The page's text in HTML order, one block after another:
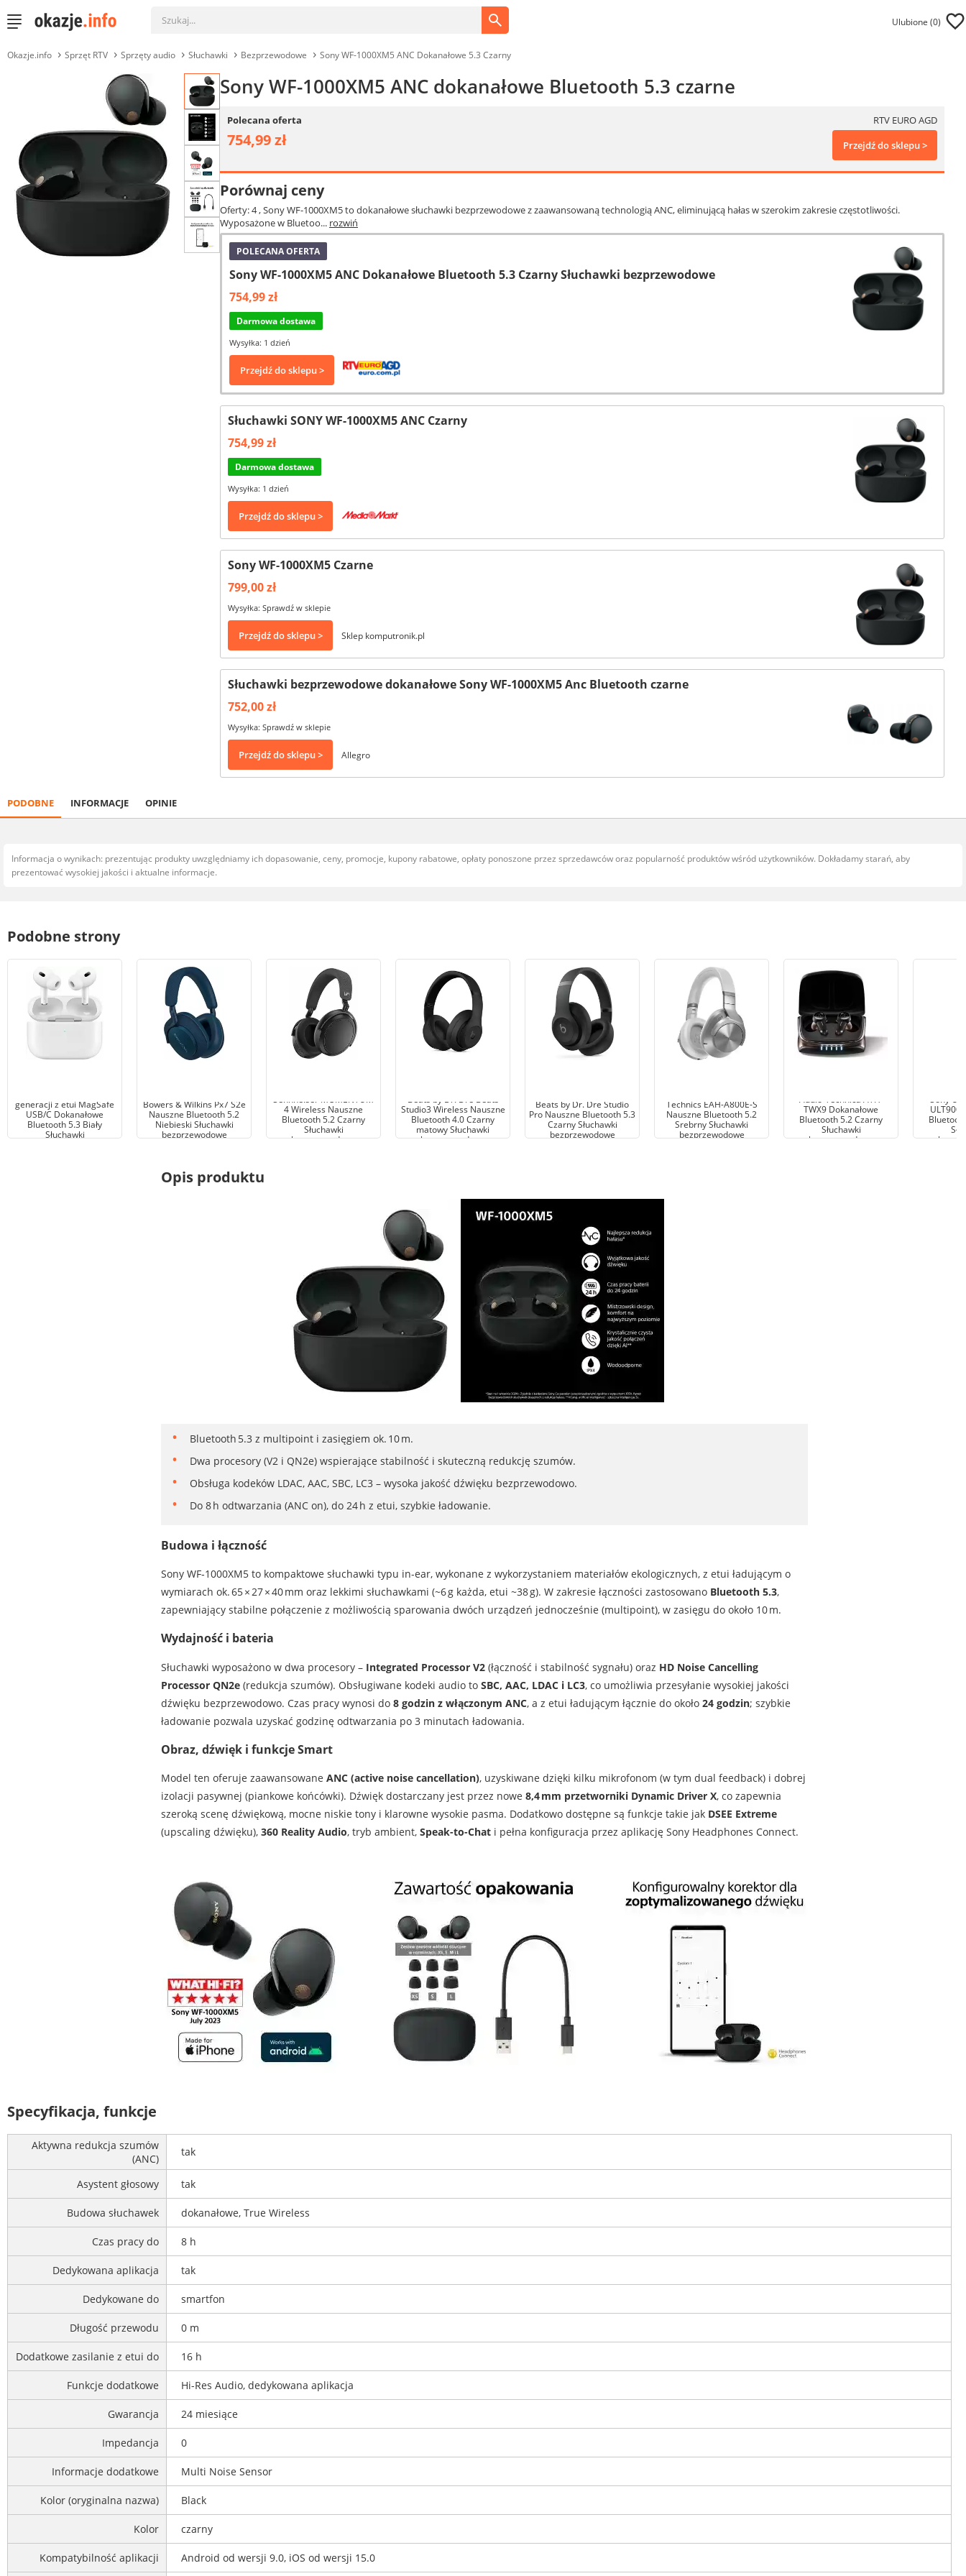
Ulubione (0)
Okazje.info Sprzęt RTV Sprzęty audio Słuchawki Bezprzewodowe Sony WF-1000XM5 ANC Dokanałowe 5.3 Czarny
Sony WF-1000XM5 ANC dokanałowe Bluetooth 5.3 czarne
Polecana oferta RTV EURO AGD
754,99 zł Przejdź do sklepu >
Porównaj ceny
Oferty: 4, Sony WF-1000XM5 to dokanałowe słuchawki bezprzewodowe z zaawansowaną technologią ANC, eliminującą hałas w szerokim zakresie częstotliwości.
Wyposażone w Bluetoo... rozwiń
POLECANA OFERTA
Sony WF-1000XM5 ANC Dokanałowe Bluetooth 5.3 Czarny Słuchawki bezprzewodowe
754,99 zł
Darmowa dostawa
Wysyłka: 1 dzień
Przejdź do sklepu >
Słuchawki SONY WF-1000XM5 ANC Czarny
754,99 zł
Darmowa dostawa
Wysyłka: 1 dzień
Przejdź do sklepu >
Sony WF-1000XM5 Czarne
799,00 zł
Wysyłka: Sprawdź w sklepie
Przejdź do sklepu > Sklep komputronik.pl
Słuchawki bezprzewodowe dokanałowe Sony WF-1000XM5 Anc Bluetooth czarne
752,00 zł
Wysyłka: Sprawdź w sklepie
Przejdź do sklepu > Allegro
PODOBNE INFORMACJE OPINIE
Informacja o wynikach: prezentując produkty uwzględniamy ich dopasowanie, ceny, promocje, kupony rabatowe, opłaty ponoszone przez sprzedawców oraz popularność produktów wśród użytkowników. Dokładamy starań, aby
prezentować wysokiej jakości i aktualne informacje.
Podobne strony
generacji z etui MagSafe
USB/C Dokanałowe
Bluetooth 5.3 Biały
Słuchawki
Bowers & Wilkins Px7 S2e
Nauszne Bluetooth 5.2
Niebieski Słuchawki
bezprzewodowe
Sennheiser MOMENTUM
4 Wireless Nauszne
Bluetooth 5.2 Czarny
Słuchawki
bezprzewodowe
Beats by Dr. Dre Beats
Studio3 Wireless Nauszne
Bluetooth 4.0 Czarny
matowy Słuchawki
bezprzewodowe
Beats by Dr. Dre Studio
Pro Nauszne Bluetooth 5.3
Czarny Słuchawki
bezprzewodowe
Technics EAH-A800E-S
Nauszne Bluetooth 5.2
Srebrny Słuchawki
bezprzewodowe
Audio-Technica ATH-
TWX9 Dokanałowe
Bluetooth 5.2 Czarny
Słuchawki
bezprzewodowe
Sony
Opis produktu
Bluetooth 5.3 z multipoint i zasięgiem ok. 10 m.
Dwa procesory (V2 i QN2e) wspierające stabilność i skuteczną redukcję szumów.
Obsługa kodeków LDAC, AAC, SBC, LC3 – wysoka jakość dźwięku bezprzewodowo.
Do 8 h odtwarzania (ANC on), do 24 h z etui, szybkie ładowanie.
Budowa i łączność
Sony WF‑1000XM5 to kompaktowe słuchawki typu in-ear, wykonane z wykorzystaniem materiałów ekologicznych, z etui ładującym o
wymiarach ok. 65 × 27 × 40 mm oraz lekkimi słuchawkami (~6 g każda, etui ~38 g). W zakresie łączności zastosowano Bluetooth 5.3,
zapewniający stabilne połączenie z możliwością sparowania dwóch urządzeń jednocześnie (multipoint), w zasięgu do około 10 m.
Wydajność i bateria
Słuchawki wyposażono w dwa procesory – Integrated Processor V2(łączność i stabilność sygnału) oraz HD Noise Cancelling
Processor QN2e(redukcja szumów). Obsługiwane kodeki audio to SBC, AAC, LDAC i LC3, co umożliwia przesyłanie wysokiej jakości
dźwięku bezprzewodowo. Czas pracy wynosi do 8 godzin z włączonym ANC, a z etui ładującym łącznie do około 24 godzin; szybkie
ładowanie pozwala uzyskać godzinę odtwarzania po 3 minutach ładowania.
Obraz, dźwięk i funkcje Smart
Model ten oferuje zaawansowane ANC (active noise cancellation), uzyskiwane dzięki kilku mikrofonom (w tym dual feedback) i dobrej
izolacji pasywnej (piankowe końcówki). Dźwięk dostarczany jest przez nowe 8,4 mm przetworniki Dynamic Driver X, co zapewnia
szeroką scenę dźwiękową, mocne niskie tony i klarowne wysokie pasma. Dodatkowo dostępne są funkcje takie jak DSEE Extreme
(upscaling dźwięku), 360 Reality Audio, tryb ambient, Speak-to-Chati pełna konfiguracja przez aplikację Sony Headphones Connect.
Specyfikacja, funkcje
Aktywna redukcja szumów
(ANC)
tak
Asystent głosowy tak
Budowa słuchawek dokanałowe, True Wireless
Czas pracy do 8 h
Dedykowana aplikacja tak
Dedykowane do smartfon
Długość przewodu 0 m
Dodatkowe zasilanie z etui do 16 h
Funkcje dodatkowe Hi-Res Audio, dedykowana aplikacja
Gwarancja 24 miesiące
Impedancja 0
Informacje dodatkowe Multi Noise Sensor
Kolor (oryginalna nazwa) Black
Kolor czarny
Kompatybilność aplikacji Android od wersji 9.0, iOS od wersji 15.0